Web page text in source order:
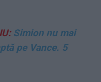
Simion nu mai
pe Vance. 5